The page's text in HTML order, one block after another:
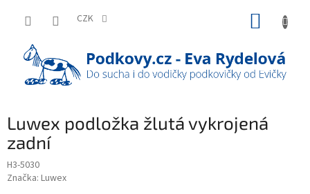
CZK
Luwex podložka žlutá vykrojená
zadní
H3-5030
Značka: Luwex